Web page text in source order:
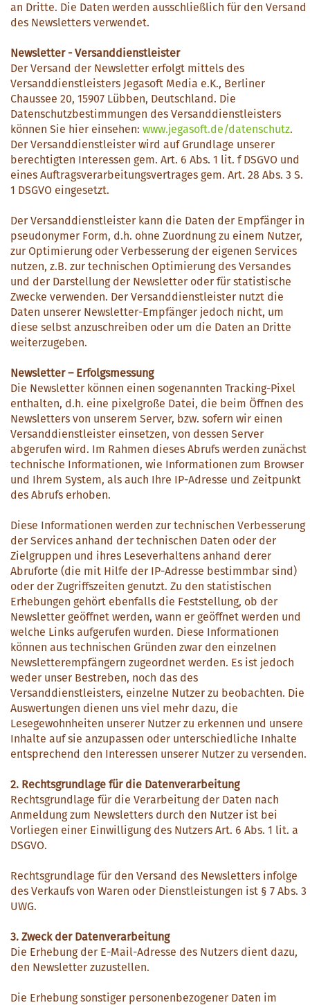
an Dritte. Die Daten werden ausschließlich für den Versand
des Newsletters verwendet.
Newsletter - Versanddienstleister
Der Versand der Newsletter erfolgt mittels des
Versanddienstleisters Jegasoft Media e.K., Berliner
Chaussee 20, 15907 Lübben, Deutschland. Die
Datenschutzbestimmungen des Versanddienstleisters
können Sie hier einsehen: www.jegasoft.de/datenschutz.
Der Versanddienstleister wird auf Grundlage unserer
berechtigten Interessen gem. Art. 6 Abs. 1 lit. f DSGVO und
eines Auftragsverarbeitungsvertrages gem. Art. 28 Abs. 3 S.
1 DSGVO eingesetzt.
Der Versanddienstleister kann die Daten der Empfänger in
pseudonymer Form, d.h. ohne Zuordnung zu einem Nutzer,
zur Optimierung oder Verbesserung der eigenen Services
nutzen, z.B. zur technischen Optimierung des Versandes
und der Darstellung der Newsletter oder für statistische
Zwecke verwenden. Der Versanddienstleister nutzt die
Daten unserer Newsletter-Empfänger jedoch nicht, um
diese selbst anzuschreiben oder um die Daten an Dritte
weiterzugeben.
Newsletter – Erfolgsmessung
Die Newsletter können einen sogenannten Tracking-Pixel
enthalten, d.h. eine pixelgroße Datei, die beim Öffnen des
Newsletters von unserem Server, bzw. sofern wir einen
Versanddienstleister einsetzen, von dessen Server
abgerufen wird. Im Rahmen dieses Abrufs werden zunächst
technische Informationen, wie Informationen zum Browser
und Ihrem System, als auch Ihre IP-Adresse und Zeitpunkt
des Abrufs erhoben.
Diese Informationen werden zur technischen Verbesserung
der Services anhand der technischen Daten oder der
Zielgruppen und ihres Leseverhaltens anhand derer
Abruforte (die mit Hilfe der IP-Adresse bestimmbar sind)
oder der Zugriffszeiten genutzt. Zu den statistischen
Erhebungen gehört ebenfalls die Feststellung, ob der
Newsletter geöffnet werden, wann er geöffnet werden und
welche Links aufgerufen wurden. Diese Informationen
können aus technischen Gründen zwar den einzelnen
Newsletterempfängern zugeordnet werden. Es ist jedoch
weder unser Bestreben, noch das des
Versanddienstleisters, einzelne Nutzer zu beobachten. Die
Auswertungen dienen uns viel mehr dazu, die
Lesegewohnheiten unserer Nutzer zu erkennen und unsere
Inhalte auf sie anzupassen oder unterschiedliche Inhalte
entsprechend den Interessen unserer Nutzer zu versenden.
2. Rechtsgrundlage für die Datenverarbeitung
Rechtsgrundlage für die Verarbeitung der Daten nach
Anmeldung zum Newsletters durch den Nutzer ist bei
Vorliegen einer Einwilligung des Nutzers Art. 6 Abs. 1 lit. a
DSGVO.
Rechtsgrundlage für den Versand des Newsletters infolge
des Verkaufs von Waren oder Dienstleistungen ist § 7 Abs. 3
UWG.
3. Zweck der Datenverarbeitung
Die Erhebung der E-Mail-Adresse des Nutzers dient dazu,
den Newsletter zuzustellen.
Die Erhebung sonstiger personenbezogener Daten im